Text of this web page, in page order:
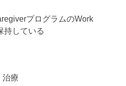
プログラムのWork
持している
治療